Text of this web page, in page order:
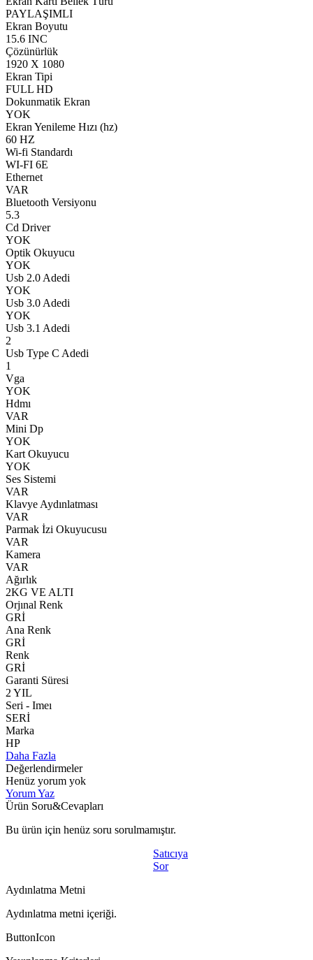
PAYLAŞIMLI
Ekran Boyutu
15.6 INC
Çözünürlük
1920 X 1080
Ekran Tipi
FULL HD
Dokunmatik Ekran
YOK
Ekran Yenileme Hızı (hz)
60 HZ
Wi-fi Standardı
WI-FI 6E
Ethernet
VAR
Bluetooth Versiyonu
5.3
Cd Driver
YOK
Optik Okuyucu
YOK
Usb 2.0 Adedi
YOK
Usb 3.0 Adedi
YOK
Usb 3.1 Adedi
2
Usb Type C Adedi
1
Vga
YOK
Hdmı
VAR
Mini Dp
YOK
Kart Okuyucu
YOK
Ses Sistemi
VAR
Klavye Aydınlatması
VAR
Parmak İzi Okuyucusu
VAR
Kamera
VAR
Ağırlık
2KG VE ALTI
Orjınal Renk
GRİ
Ana Renk
GRİ
Renk
GRİ
Garanti Süresi
2 YIL
Seri - Imeı
SERİ
Marka
HP
Daha Fazla
Değerlendirmeler
Henüz yorum yok
Yorum Yaz
Ürün Soru&Cevapları
Bu ürün için henüz soru sorulmamıştır.
Satıcıya
Sor
Aydınlatma Metni
Aydınlatma metni içeriği.
ButtonIcon